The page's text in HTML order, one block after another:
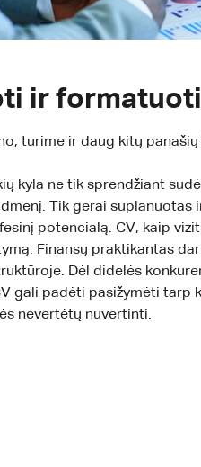
ir
turime ir daug kitų
kyla ne tik sprendžiant
Tik gerai
potencialą. CV, kaip
Finansų praktikantas
Dėl didelės
gali padėti pasižymėti
nevertėtų nuvertinti.